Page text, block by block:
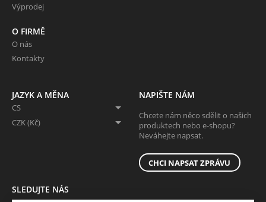
Výprodej
O FIRMĚ
O nás
Kontakty
JAZYK A MĚNA
CS
CZK (Kč)
NAPIŠTE NÁM
Chcete nám něco sdělit o našich
produktech nebo e-shopu?
Neváhejte napsat.
CHCI NAPSAT ZPRÁVU
SLEDUJTE NÁS